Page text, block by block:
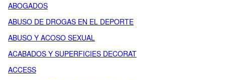
ABOGADOS
ABUSO DE DROGAS EN EL DEPORTE
ABUSO Y ACOSO SEXUAL
ACABADOS Y SUPERFICIES DECORAT
ACCESS